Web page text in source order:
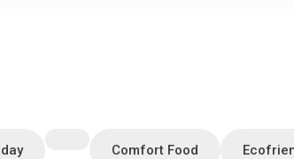
Comfort Food